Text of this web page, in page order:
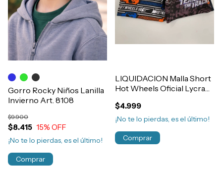
Gorro Rocky Niños Lanilla
Invierno Art. 8108
$8.415
$9.900
15% OFF
¡No te lo pierdas, es el último!
Comprar
LIQUIDACION Malla Short
Hot Wheels Oficial Lycra
$4.999
¡No te lo pierdas, es el último!
Comprar